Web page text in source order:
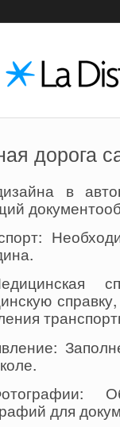
дорога
в
для